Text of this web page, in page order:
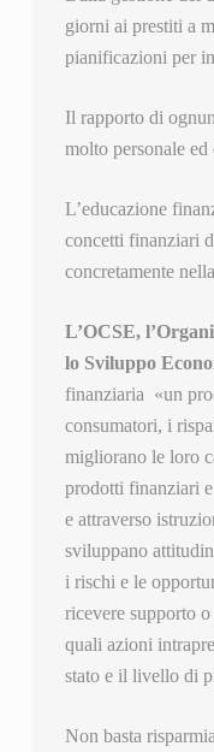
giorni ai prestiti a
pianificazioni per
Il rapporto di
molto personale ed
L’educazione
concetti finanziari
concretamente
L’OCSE,
lo Sviluppo
finanziaria «un
consumatori, i
migliorano le loro
prodotti finanziari
e attraverso
sviluppano
i rischi e le
ricevere supporto
quali azioni
stato e il livello di
Non basta